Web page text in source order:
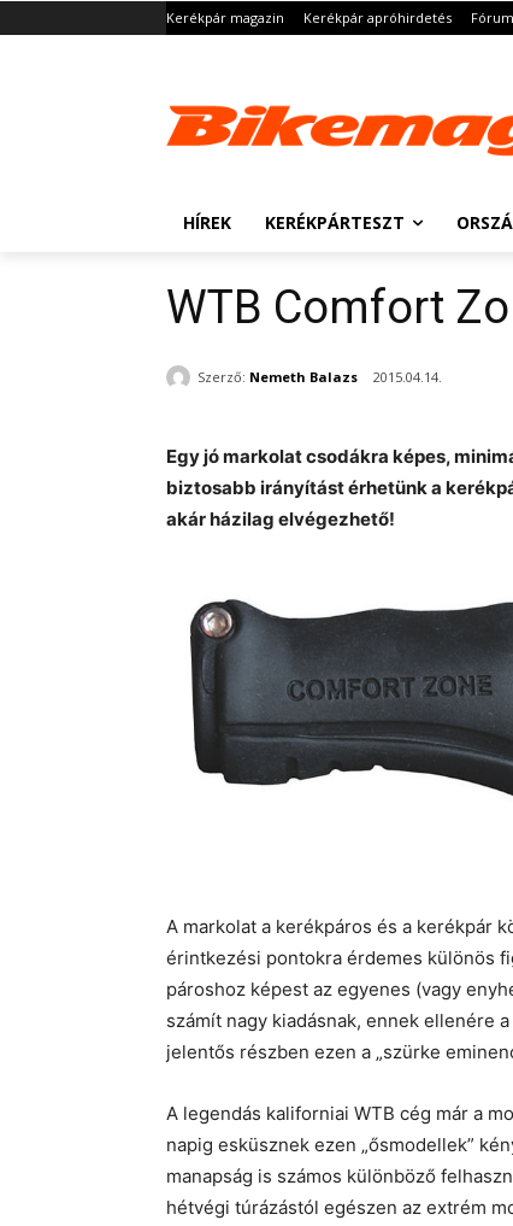
Kerékpár magazin Kerékpár apróhirdetés Fórum
HÍREK KERÉKPÁRTESZT
WTB Comfort
Szerző: Nemeth Balazs 2015.04.14.
Egy jó markolat csodákra képes,
biztosabb irányítást érhetünk a
akár házilag elvégezhető!
A markolat a kerékpáros és a kerékpár
érintkezési pontokra érdemes különös
pároshoz képest az egyenes (vagy
számít nagy kiadásnak, ennek ellenére
jelentős részben ezen a „szürke
A legendás kaliforniai WTB cég már a
napig esküsznek ezen „ősmodellek”
manapság is számos különböző
hétvégi túrázástól egészen az extrém